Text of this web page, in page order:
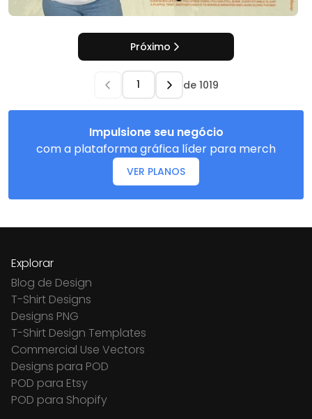
Próximo
de 1019
Impulsione seu negócio
com a plataforma gráfica líder para merch
VER PLANOS
Explorar
Blog de Design
T-Shirt Designs
Designs PNG
T-Shirt Design Templates
Commercial Use Vectors
Designs para POD
POD para Etsy
POD para Shopify